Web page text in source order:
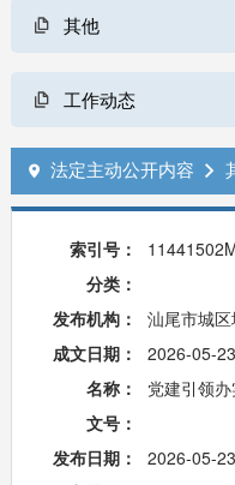
其他
工作动态
 法定主动公开内容 
索引号：
分类：
发布机构：
汕尾市城
成文日期：
2026-05-23
名称：
党建引领
文号：
发布日期：
2026-05-23